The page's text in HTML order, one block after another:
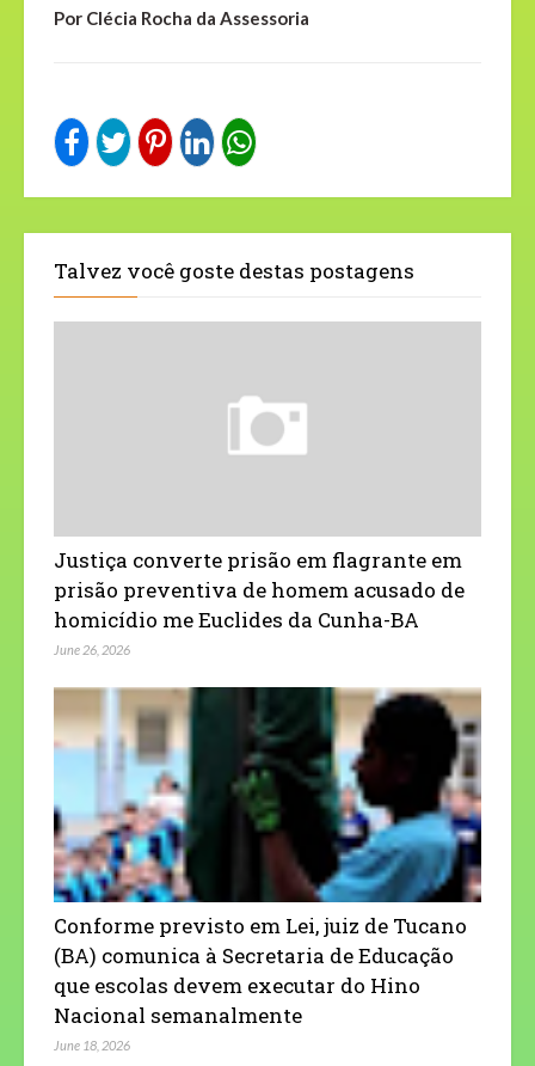
Por Clécia Rocha da Assessoria
Talvez você goste destas postagens
Justiça converte prisão em flagrante em
prisão preventiva de homem acusado de
homicídio me Euclides da Cunha-BA
June 26, 2026
Conforme previsto em Lei, juiz de Tucano
(BA) comunica à Secretaria de Educação
que escolas devem executar do Hino
Nacional semanalmente
June 18, 2026